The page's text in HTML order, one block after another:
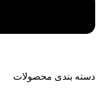
دسته‌ بندی محصولات